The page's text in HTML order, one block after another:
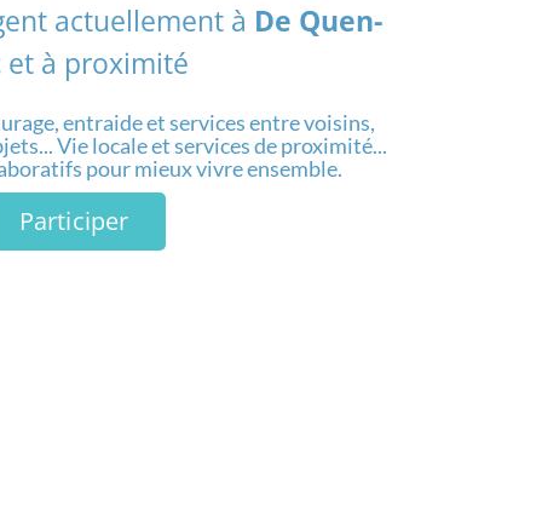
actuellement à De Quen-
et à proximité
entraide et services entre voisins,
Vie locale et services de proximité...
pour mieux vivre ensemble.
Participer